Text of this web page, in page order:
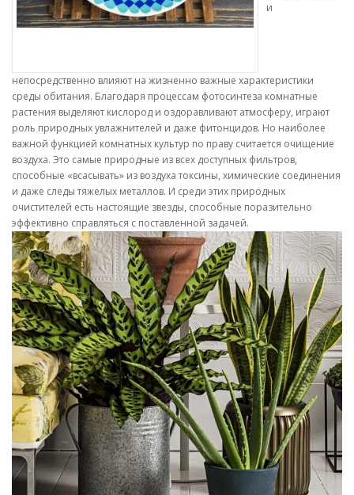
и
непосредственно влияют на жизненно важные характеристики
среды обитания. Благодаря процессам фотосинтеза комнатные
растения выделяют кислород и оздоравливают атмосферу, играют
роль природных увлажнителей и даже фитонцидов. Но наиболее
важной функцией комнатных культур по праву считается очищение
воздуха. Это самые природные из всех доступных фильтров,
способные «всасывать» из воздуха токсины, химические соединения
и даже следы тяжелых металлов. И среди этих природных
очистителей есть настоящие звезды, способные поразительно
эффективно справляться с поставленной задачей.